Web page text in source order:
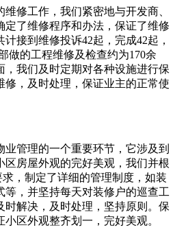
修工作，我们紧密地与开发商、
定了维修程序和办法，保证了维修
接到维修投诉42起，完成42起，
做的工程维修及检查约为170余
，我们及时定期对各种设施进行保
修，及时处理，保证业主的正常使
管理的一个重要环节，它涉及到
区房屋外观的完好美观，我们并根
，制定了详细的管理制度，如装
等，并坚持每天对装修户的巡查工
时解决，及时处理，坚持原则。保
区外观整齐划一，完好美观。